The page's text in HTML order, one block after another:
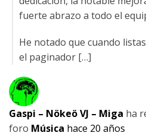
fuerte abrazo a todo el
He notado que cuando
el paginador […]
Gaspi – Nökeö VJ – Miga ha
foro Música hace 20 años